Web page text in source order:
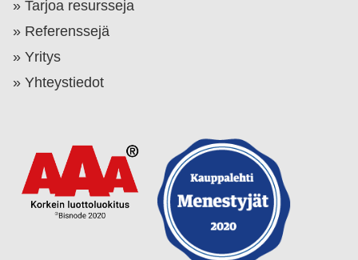
Tarjoa resursseja
Referenssejä
Yritys
Yhteystiedot